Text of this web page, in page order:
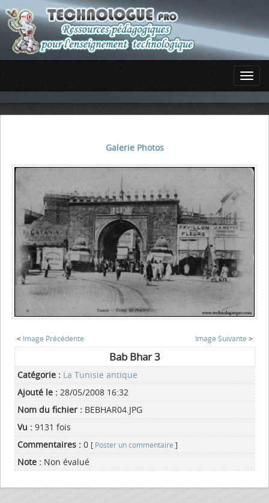
Galerie Photos
< Image Précédente Image Suivante >
Bab Bhar 3
Catégorie : La Tunisie antique
Ajouté le :28/05/2008 16:32
Nom du fichier :BEBHAR04.JPG
Vu :9131 fois
Commentaires :0 [ Poster un commentaire ]
Note :Non évalué